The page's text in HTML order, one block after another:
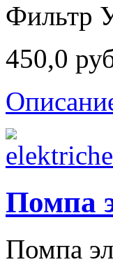
Фильтр
450,0
Помпа
Помпа